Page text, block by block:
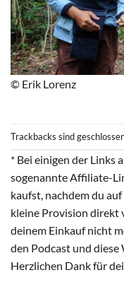
© Erik Lorenz
Trackbacks sind
* Bei einigen der Links
sogenannte Affiliate-
kaufst, nachdem du
kleine Provision direkt
deinem Einkauf nicht
den Podcast und
Herzlichen Dank für